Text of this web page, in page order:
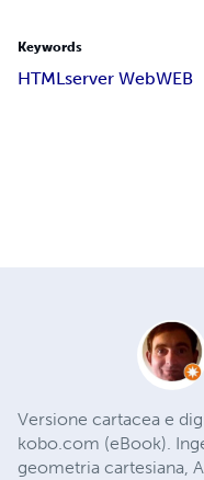
Keywords
HTMLserver WebWEB
Versione cartacea e
kobo.com (eBook).
geometria cartesiana,